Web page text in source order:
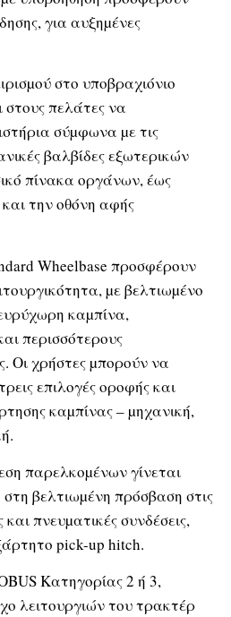
για αυξηµένες
στο υποβραχιόνιο
πελάτες να
σύµφωνα µε τις
βαλβίδες εξωτερικών
πίνακα οργάνων, έως
την οθόνη αφής
Wheelbase προσφέρουν
µε βελτιωµένο
καµπίνα,
περισσότερους
Οι χρήστες µπορούν να
επιλογές οροφής και
καµπίνας – µηχανική,
παρελκοµένων γίνεται
βελτιωµένη πρόσβαση στις
πνευµατικές συνδέσεις,
pick-up hitch.
Κατηγορίας 2 ή 3,
λειτουργιών του τρακτέρ